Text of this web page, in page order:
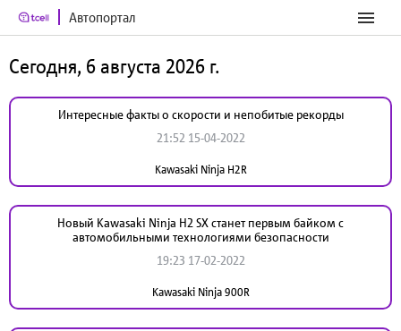
Автопортал
Сегодня, 6 августа 2026 г.
Интересные факты о скорости и непобитые рекорды
21:52 15-04-2022
Kawasaki Ninja H2R
Новый Kawasaki Ninja H2 SX станет первым байком с
автомобильными технологиями безопасности
19:23 17-02-2022
Kawasaki Ninja 900R